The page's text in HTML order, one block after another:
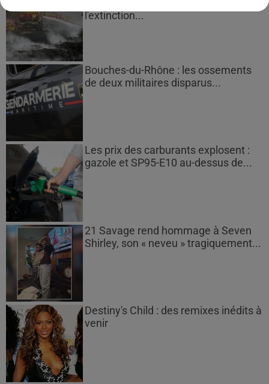
l'extinction...
Bouches-du-Rhône : les ossements
de deux militaires disparus...
Les prix des carburants explosent :
gazole et SP95-E10 au-dessus de...
21 Savage rend hommage à Seven
Shirley, son « neveu » tragiquement...
Destiny's Child : des remixes inédits à
venir